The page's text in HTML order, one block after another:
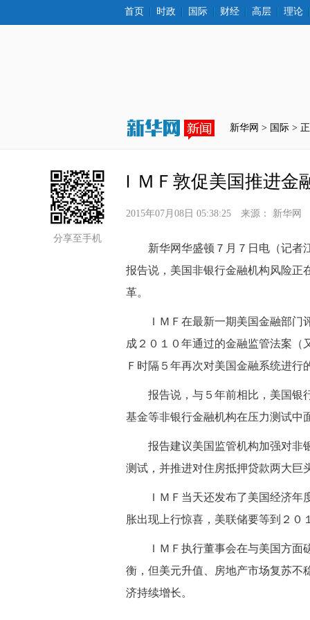
首页 时政 国际 财经 高层 理论
新华网 > 国际 >
分享至手机
ＩＭＦ敦促美国推进金
2015年07月08日 05:38:25 来源： 新华网
新华网华盛顿７月７日电（记者
报告说，美国非银行金融机构风险正
革。
ＩＭＦ在最新一期美国金融部门
成２０１０年通过的金融监管法案（
Ｆ时隔５年再次对美国金融系统进
报告说，与５年前相比，美国银
基金等非银行金融机构在压力测试中
报告建议美国监管机构加强对非
测试，并推进对住房抵押贷款两大巨
ＩＭＦ当天还发布了美国经济年
胀出现上行惊喜，美联储要等到２０
ＩＭＦ执行董事会在与美国方面
衡，但美元升值、房地产市场复苏不
济持续增长。